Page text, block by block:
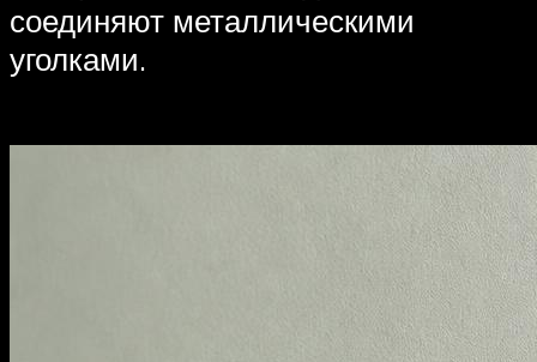
соединяют металлическими
уголками.